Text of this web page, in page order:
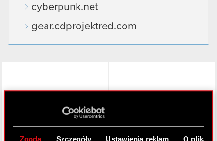
Zgoda Szczegóły Ustawienia reklam O
cyberpunk.net
gear.cdprojektred.com